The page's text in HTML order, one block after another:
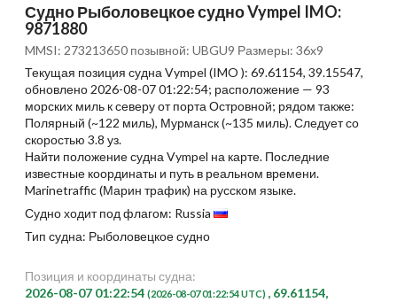
Судно Рыболовецкое судно Vympel IMO:
9871880
MMSI: 273213650 позывной: UBGU9 Размеры: 36x9
Текущая позиция судна Vympel (IMO ): 69.61154, 39.15547,
обновлено 2026-08-07 01:22:54; расположение — 93
морских миль к северу от порта Островной; рядом также:
Полярный (~122 миль), Мурманск (~135 миль). Следует со
скоростью 3.8 уз.
Найти положение судна Vympel на карте. Последние
известные координаты и путь в реальном времени.
Marinetraffic (Марин трафик) на русском языке.
Судно ходит под флагом: Russia
Тип судна: Рыболовецкое судно
Позиция и координаты судна:
2026-08-07 01:22:54 (2026-08-07 01:22:54 UTC) , 69.61154,